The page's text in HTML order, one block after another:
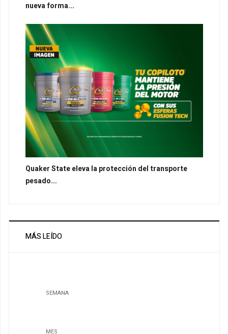
nueva forma...
Quaker State eleva la protección del transporte
pesado...
MÁS LEÍDO
SEMANA
MES